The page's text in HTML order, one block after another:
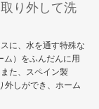
り外して洗
に、水を通す特殊な
）をふんだんに用
た、スペイン製
外しができ、ホーム